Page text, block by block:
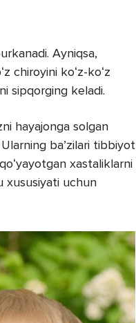
Ayniqsa,
chiroyini koʻz-koʻz
sipqorging keladi.
hayajonga solgan
baʼzilari tibbiyot
xastaliklarni
xususiyati uchun